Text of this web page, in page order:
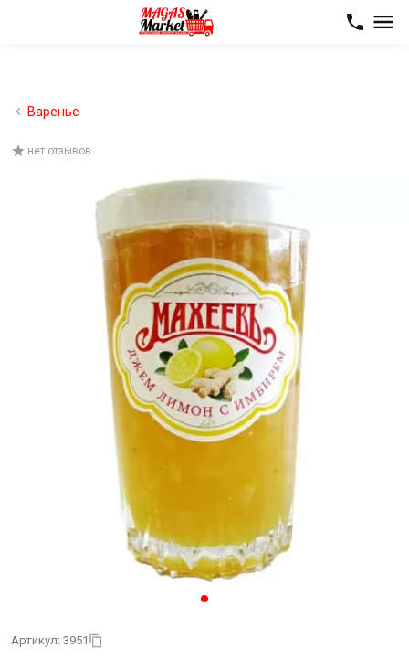
Варенье
нет отзывов
Артикул: 3951